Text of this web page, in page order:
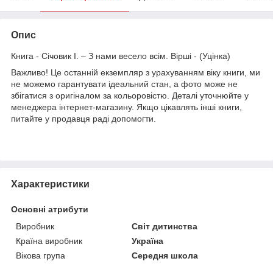
Опис
Книга - Січовик І. – З нами весело всім. Вірші - (Уцінка)
Важливо! Це останній екземпляр з урахуванням віку книги, ми
не можемо гарантувати ідеальний стан, а фото може не
збігатися з оригіналом за кольоровістю. Деталі уточнюйте у
менеджера інтернет-магазину. Якщо цікавлять інші книги,
питайте у продавця раді допомогти.
Характеристики
Основні атрибути
Виробник
Світ дитинства
Країна виробник
Україна
Вікова група
Середня школа